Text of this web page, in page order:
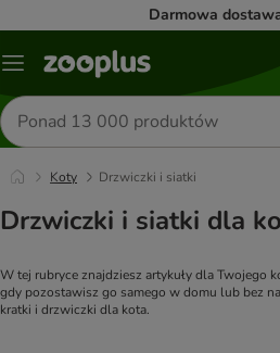
Darmowa
Menu
Szukaj
produktów
Koty Drzwiczki i siatki
Drzwiczki i siatki dla
W tej rubryce znajdziesz artykuły dla Twojego
gdy pozostawisz go samego w domu lub bez
kratki i drzwiczki dla kota.